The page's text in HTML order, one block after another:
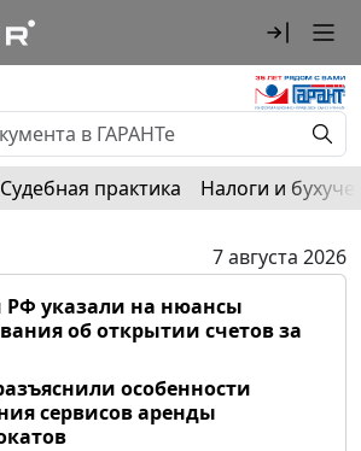
Судебная практика Налоги и
7 августа 2026
РФ указали на нюансы
об открытии счетов за
особенности
сервисов аренды